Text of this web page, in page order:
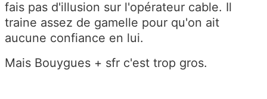
fais pas d'illusion sur l'opérateur cable. Il
traine assez de gamelle pour qu'on ait
aucune confiance en lui.
Mais Bouygues + sfr c'est trop gros.